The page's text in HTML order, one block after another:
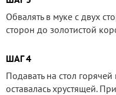
Обвалять в муке с двух
сторон до золотистой
ШАГ 4
Подавать на стол
оставалась хрустящей.